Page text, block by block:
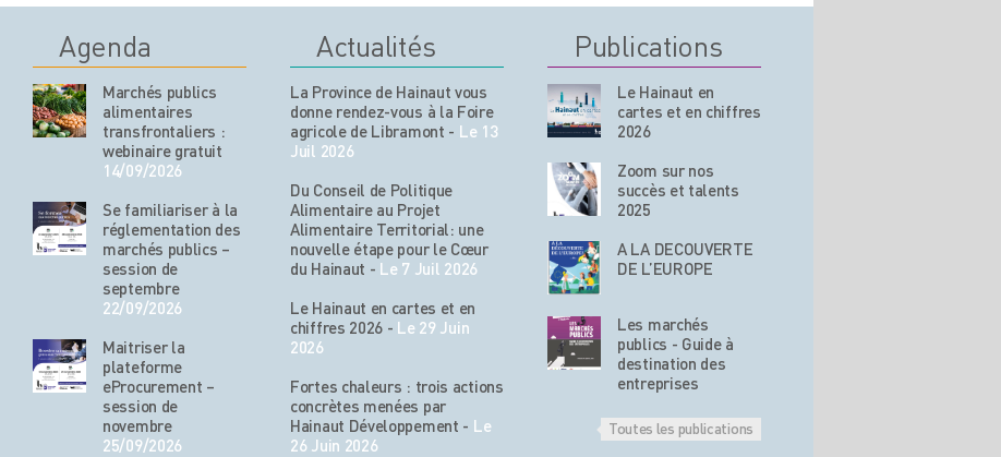
Agenda
Marchés publics
alimentaires
transfrontaliers :
webinaire gratuit
14/09/2026
Se familiariser à la
réglementation des
marchés publics –
session de
septembre
22/09/2026
Maitriser la
plateforme
eProcurement –
session de
novembre
25/09/2026
Actualités
La Province de Hainaut vous
donne rendez-vous à la Foire
agricole de Libramont - Le 13
Juil 2026
Du Conseil de Politique
Alimentaire au Projet
Alimentaire Territorial: une
nouvelle étape pour le Cœur
du Hainaut - Le 7 Juil 2026
Le Hainaut en cartes et en
chiffres 2026 - Le 29 Juin
2026
Fortes chaleurs : trois actions
concrètes menées par
Hainaut Développement - Le
26 Juin 2026
Publications
Le Hainaut en
cartes et en chiffres
2026
Zoom sur nos
succès et talents
2025
A LA DECOUVERTE
DE L’EUROPE
Les marchés
publics - Guide à
destination des
entreprises
Toutes les publications